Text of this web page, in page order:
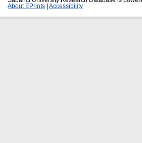
About EPrints
Accessibility